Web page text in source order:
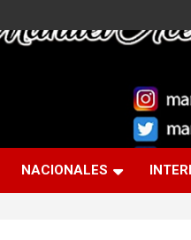
NACIONALES